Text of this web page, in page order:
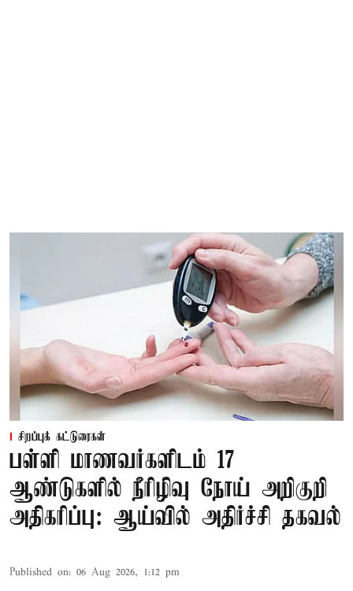
சிறப்புக் கட்டுரைகள்
பள்ளி மாணவர்களிடம் 17
ஆண்டுகளில் நீரிழிவு நோய் அறிகுறி
அதிகரிப்பு: ஆய்வில் அதிர்ச்சி தகவல்
Published on: 06 Aug 2026, 1:12 pm